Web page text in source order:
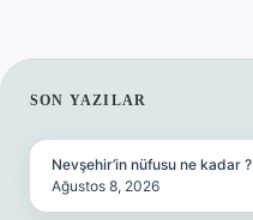
SIDEBAR
SON YAZILAR
Nevşehir’in nüfusu ne kadar ?
Ağustos 8, 2026